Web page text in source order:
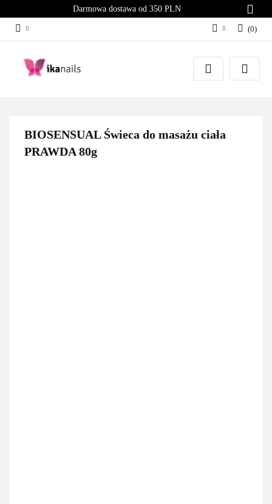
Darmowa dostawa od 350 PLN
Zaloguj się
Załóż konto
(0)
BIOSENSUAL Świeca do masażu ciała
PRAWDA 80g